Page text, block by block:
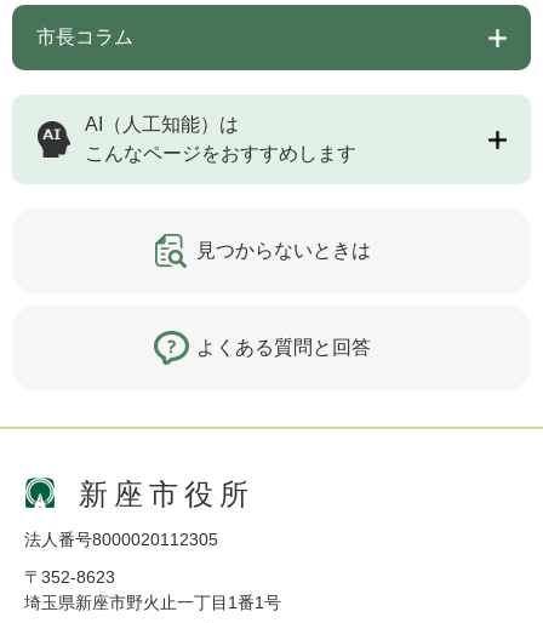
市長コラム
AI（人工知能）は
こんなページをおすすめします
見つからないときは
よくある質問と回答
新座市役所
法人番号8000020112305
〒352-8623
埼玉県新座市野火止一丁目1番1号